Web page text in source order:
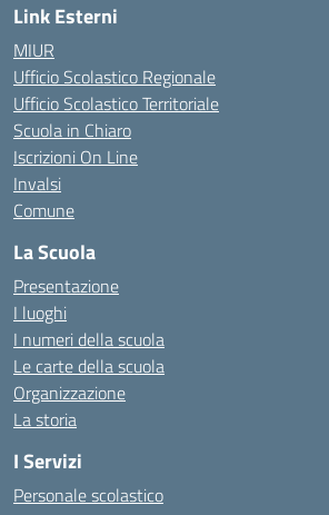
Link Esterni
MIUR
Ufficio Scolastico Regionale
Ufficio Scolastico Territoriale
Scuola in Chiaro
Iscrizioni On Line
Invalsi
Comune
La Scuola
Presentazione
I luoghi
I numeri della scuola
Le carte della scuola
Organizzazione
La storia
I Servizi
Personale scolastico